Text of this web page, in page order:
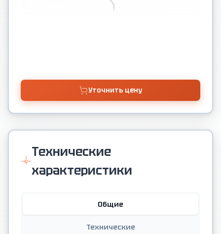
Уточнить цену
Технические
характеристики
Общие
Технические